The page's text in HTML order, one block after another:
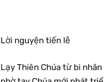
Lời nguyện tiến lễ
Lạy Thiên Chúa từ bi